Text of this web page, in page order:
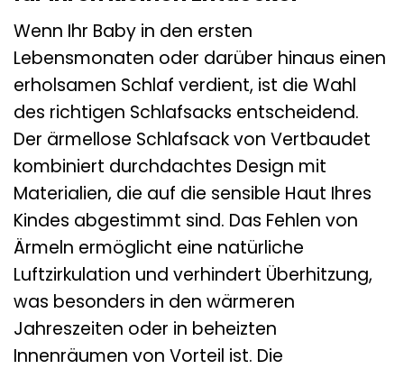
Wenn Ihr Baby in den ersten
Lebensmonaten oder darüber hinaus einen
erholsamen Schlaf verdient, ist die Wahl
des richtigen Schlafsacks entscheidend.
Der ärmellose Schlafsack von Vertbaudet
kombiniert durchdachtes Design mit
Materialien, die auf die sensible Haut Ihres
Kindes abgestimmt sind. Das Fehlen von
Ärmeln ermöglicht eine natürliche
Luftzirkulation und verhindert Überhitzung,
was besonders in den wärmeren
Jahreszeiten oder in beheizten
Innenräumen von Vorteil ist. Die